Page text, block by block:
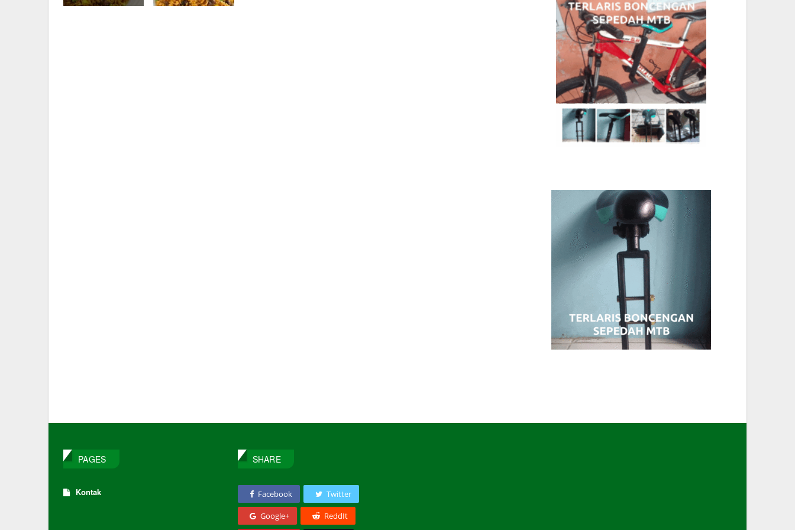
PAGES
Kontak
SHARE
Facebook Twitter
Google+ ReddIt